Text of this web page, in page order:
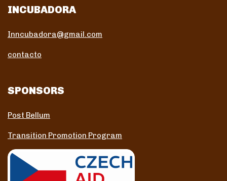
INCUBADORA
Inncubadora@gmail.com
contacto
SPONSORS
Post Bellum
Transition Promotion Program